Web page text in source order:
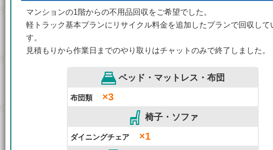
マンションの1階からの不用品回収をご希望でした。
軽トラック基本プランにリサイクル料金を追加したプランで回収して
す。
見積もりから作業日までのやり取りはチャットのみで終了しました。
ベッド・マットレス・布団
布団類 ×3
椅子・ソファ
ダイニングチェア ×1